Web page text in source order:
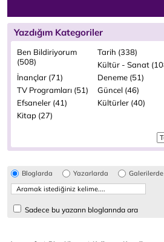
Yazdığım Kategoriler
Ben Bildiriyorum
(508)
Tarih (338)
Kültür - Sanat
İnançlar (71)
Deneme (51)
TV Programları (51)
Güncel (46)
Efsaneler (41)
Kültürler (40)
Kitap (27)
Bloglarda Yazarlarda Galerilerde
Sadece bu yazarın bloglarında ara